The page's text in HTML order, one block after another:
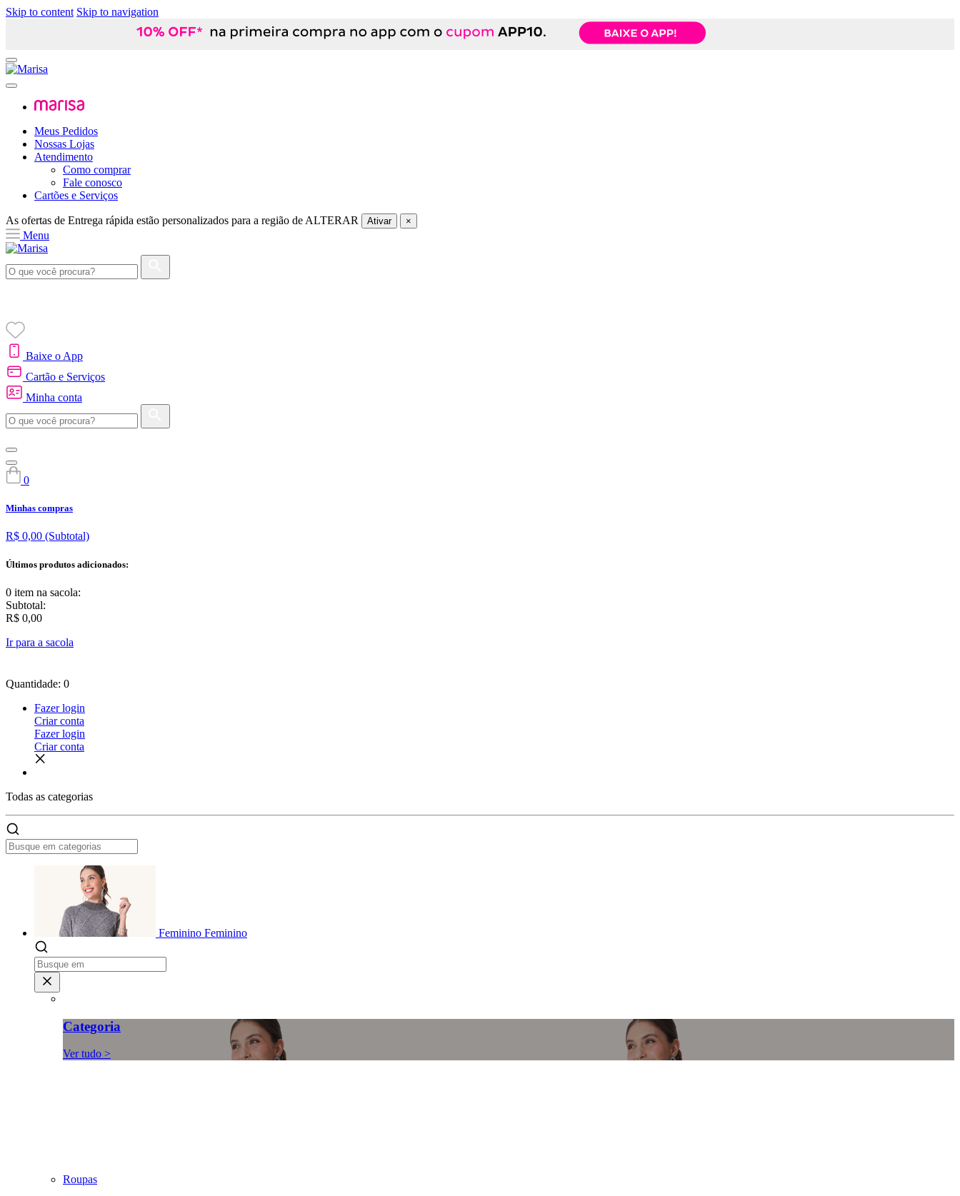
Skip to content Skip to navigation
Meus Pedidos
Nossas Lojas
Atendimento
Como comprar
Fale conosco
Cartões e Serviços
As ofertas de Entrega rápida estão personalizados para a região de ALTERAR Ativar ×
Menu
Baixe o App
Cartão e Serviços
Minha conta
0
Minhas compras
R$ 0,00 (Subtotal)
Últimos produtos adicionados:
0 item na sacola:
Subtotal:
R$ 0,00
Ir para a sacola
Quantidade: 0
Fazer login
Criar conta
Fazer login
Criar conta
Todas as categorias
Feminino Feminino
Categoria
Ver tudo >
Roupas